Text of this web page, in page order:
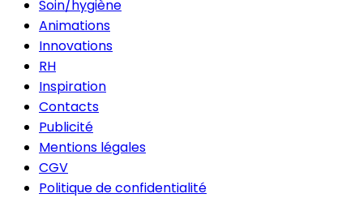
Soin/hygiène
Animations
Innovations
RH
Inspiration
Contacts
Publicité
Mentions légales
CGV
Politique de confidentialité